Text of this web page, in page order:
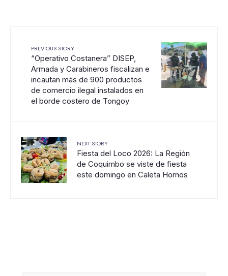
PREVIOUS STORY
“Operativo Costanera” DISEP,
Armada y Carabineros fiscalizan e
incautan más de 900 productos
de comercio ilegal instalados en
el borde costero de Tongoy
NEXT STORY
Fiesta del Loco 2026: La Región
de Coquimbo se viste de fiesta
este domingo en Caleta Hornos